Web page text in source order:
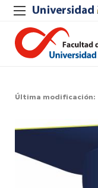
Última modificación